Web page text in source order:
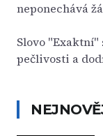
neponechává
Slovo "Exaktní"
pečlivosti a